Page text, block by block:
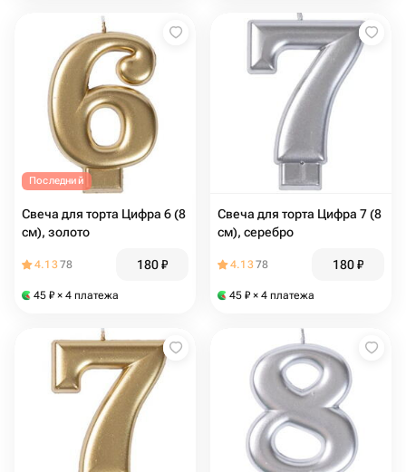
Последний
Свеча для торта Цифра 6 (8
см), золото
4.1378 180₽
45 ₽ × 4 платежа
Свеча для торта Цифра 7 (8
см), серебро
4.1378 180₽
45 ₽ × 4 платежа